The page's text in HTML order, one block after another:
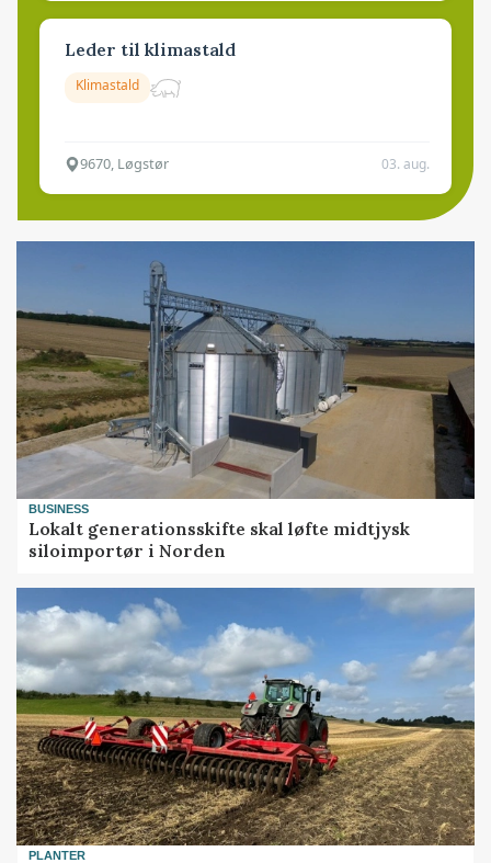
Leder til klimastald
Klimastald
9670, Løgstør 03. aug.
BUSINESS
Lokalt generationsskifte skal løfte midtjysk
siloimportør i Norden
PLANTER